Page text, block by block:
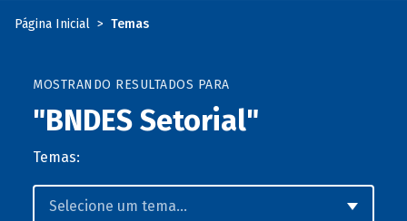
Página Inicial Temas
MOSTRANDO RESULTADOS PARA
"BNDES Setorial"
Temas: